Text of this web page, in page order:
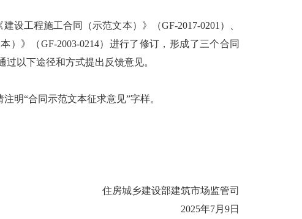
工程施工合同（示范文本）》（GF-2017-0201）、
）》（GF-2003-0214）进行了修订，形成了三个合同
以下途径和方式提出反馈意见。
明“合同示范文本征求意见”字样。
住房城乡建设部建筑市场监管司
2025年7月9日